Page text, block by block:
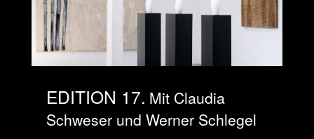
EDITION 17 Mit Claudia
Schweser und Werner Schlegel